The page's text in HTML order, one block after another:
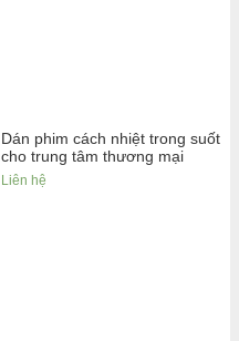
Dán phim cách nhiệt trong suốt
cho trung tâm thương mại
Liên hệ